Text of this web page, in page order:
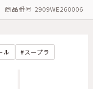
商品番号 2909WE260006
ル スープラ